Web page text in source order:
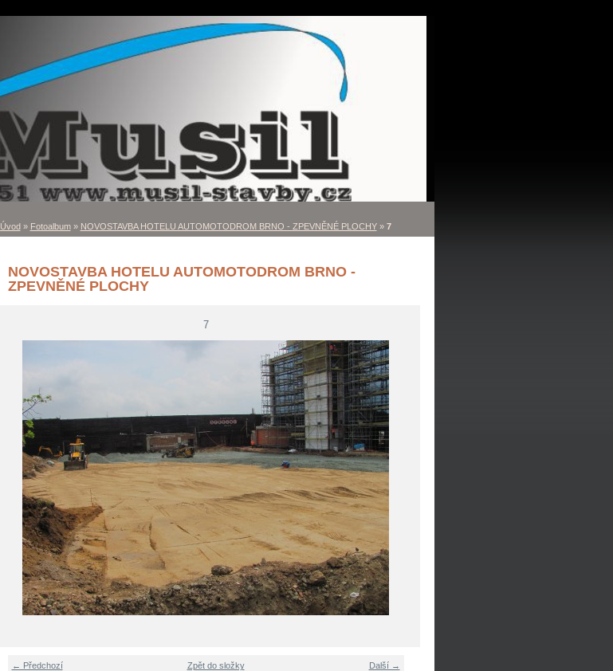
Úvod» Fotoalbum» NOVOSTAVBA HOTELU AUTOMOTODROM BRNO - ZPEVNĚNÉ PLOCHY» 7
NOVOSTAVBA HOTELU AUTOMOTODROM BRNO -
ZPEVNĚNÉ PLOCHY
7
← Předchozí Další →
Zpět do složky